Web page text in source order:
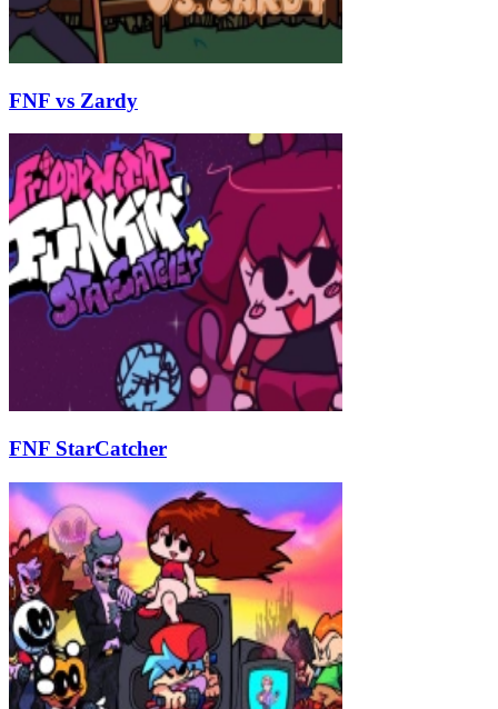
FNF vs Zardy
FNF StarCatcher